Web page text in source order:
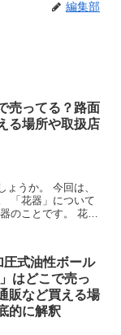
編集部
売ってる？路面
る場所や取扱店
ょうか。 今回は、
「花器」について
のことです。 花器
圧式油性ボール
はどこで売っ
販など買える場
的に解釈